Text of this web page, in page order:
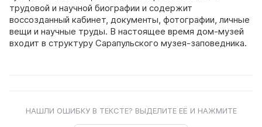
трудовой и научной биографии и содержит
воссозданный кабинет, документы, фотографии, личные
вещи и научные труды. В настоящее время дом-музей
входит в структуру Сарапульского музея-заповедника.
НАШЛИ ОШИБКУ В ТЕКСТЕ? ВЫДЕЛИТЕ ЕЁ И НАЖМИТЕ